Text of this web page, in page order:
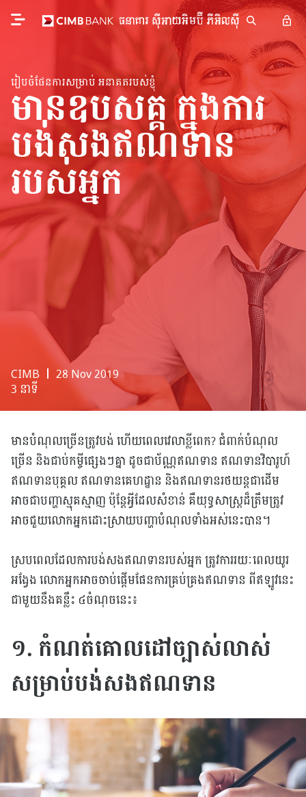
រៀបចំផែនការសម្រាប់ អនាគតរបស់ខ្ញុំ
មានឧបសគ្គ ក្នុងការ
បង់សងឥណទាន
របស់អ្នក
CIMB ❘ 28 Nov 2019
3 នាទី
មានបំណុលច្រើនត្រូវបង់ ហើយពេលវេលាខ្លីពេក? ជំពាក់បំណុល
ច្រើន និងជាប់កម្ចីផ្សេងៗគ្នា ដូចជាប័ណ្ណឥណទាន ឥណទានវិបារូហ៍
ឥណទានបុគ្គល ឥណទានគេហដ្ឋាន និងឥណទានរថយន្តជាដើម
អាចជាបញ្ហាស្មុគស្មាញ ប៉ុន្តែអ្វីដែលសំខាន់ គឺយុទ្ធសាស្រ្តដ៏ត្រឹមត្រូវ
អាចជួយលោកអ្នកដោះស្រាយបញ្ហាបំណុលទាំងអស់នេះបាន។
ស្របពេលដែលការបង់សងឥណទានរបស់អ្នក ត្រូវការរយៈពេលយូរ
អង្វែង លោកអ្នកអាចចាប់ផ្តើមផែនការគ្រប់គ្រងឥណទាន ពីឥឡូវនេះ
ជាមួយនឹងគន្លឹះ ៤ចំណុចនេះ៖
១. កំណត់គោលដៅច្បាស់លាស់
សម្រាប់បង់សងឥណទាន